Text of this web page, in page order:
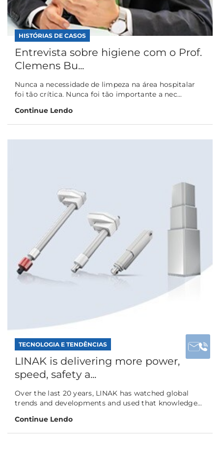
HISTÓRIAS DE CASOS
Entrevista sobre higiene com o Prof.
Clemens Bu...
Nunca a necessidade de limpeza na área hospitalar
foi tão crítica. Nunca foi tão importante a nec...
Continue Lendo
TECNOLOGIA E TENDÊNCIAS
LINAK is delivering more power,
speed, safety a...
Over the last 20 years, LINAK has watched global
trends and developments and used that knowledge...
Continue Lendo